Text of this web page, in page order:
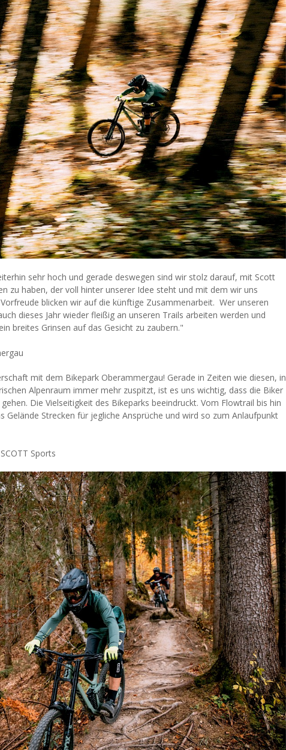
sehr hoch und gerade deswegen sind wir stolz darauf, mit Scott
zu haben, der voll hinter unserer Idee steht und mit dem wir uns
blicken wir auf die künftige Zusammenarbeit. Wer unseren
dieses Jahr wieder fleißig an unseren Trails arbeiten werden und
breites Grinsen auf das Gesicht zu zaubern."
mit dem Bikepark Oberammergau! Gerade in Zeiten wie diesen, in
Alpenraum immer mehr zuspitzt, ist es uns wichtig, dass die Biker
Die Vielseitigkeit des Bikeparks beeindruckt. Vom Flowtrail bis hin
Gelände Strecken für jegliche Ansprüche und wird so zum Anlaufpunkt
Sports